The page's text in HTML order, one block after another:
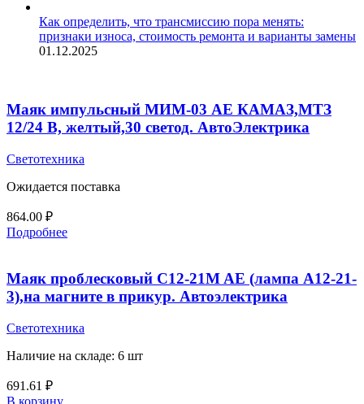
Как определить, что трансмиссию пора менять:
признаки износа, стоимость ремонта и варианты замены
01.12.2025
Маяк импульсный МИМ-03 АЕ КАМАЗ,МТЗ
12/24 В, желтый,30 светод. АвтоЭлектрика
Светотехника
Ожидается поставка
864.00 ₽
Подробнее
Маяк проблесковый C12-21M AE (лампа А12-21-
3),на магните в прикур. Автоэлектрика
Светотехника
Наличие на складе: 6 шт
691.61 ₽
В корзину